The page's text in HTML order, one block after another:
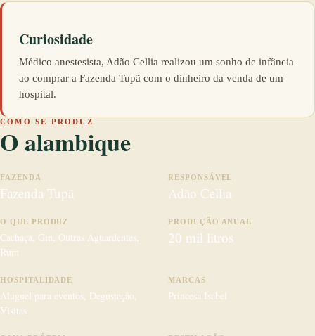
Curiosidade
Médico anestesista, Adão Cellia realizou um sonho de infância
ao comprar a Fazenda Tupã com o dinheiro da venda de um
hospital.
COMO SE PRODUZ
O alambique
FAZENDA
Fazenda Tupã
RESPONSÁVEL
Adão Cellia
O QUE PRODUZ
Cachaça Gin Outras Aguardentes
Rum
PRODUÇÃO ANUAL
20 mil litros
HOSPITALIDADE
Aluguel para eventos Degustação
Visitas
MARCAS
Princesa Isabel